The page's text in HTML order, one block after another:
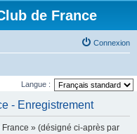
de France
Connexion
Langue :
- Enregistrement
» (désigné ci-après par